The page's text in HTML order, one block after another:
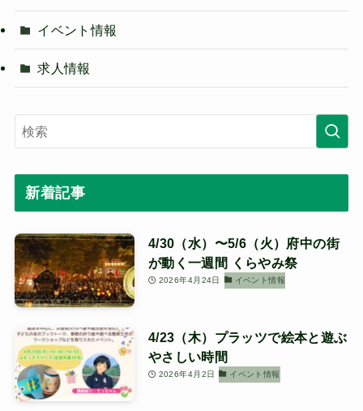
イベント情報
求人情報
新着記事
4/30（水）〜5/6（火）府中の街
が動く一週間 くらやみ祭
2026年4月24日 イベント情報
4/23（木）プラッツで絵本と遊ぶ
やさしい時間
2026年4月2日 イベント情報